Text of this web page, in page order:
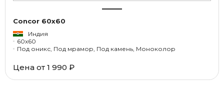
Concor 60x60
Индия
60x60
Под оникс, Под мрамор, Под камень, Моноколор
Цена от 1 990 ₽